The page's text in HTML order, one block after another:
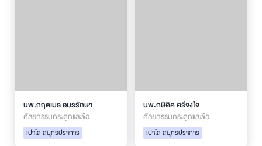
นพ.กฤตเมธ อมรรักษา
ศัลยกรรมกระดูกและข้อ
เปาโล สมุทรปราการ
นพ.กษิดิศ ศรีจงใจ
ศัลยกรรมกระดูกและข้อ
เปาโล สมุทรปราการ